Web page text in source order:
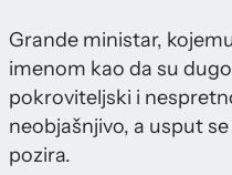
Grande ministar,
imenom kao da su
pokroviteljski i
neobjašnjivo, a usput
pozira.